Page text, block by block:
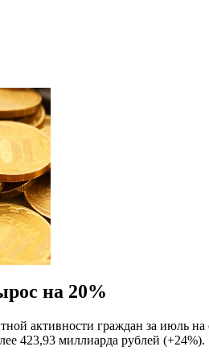
на 20%
активности граждан за июль
423,93 миллиарда рублей (+24%).